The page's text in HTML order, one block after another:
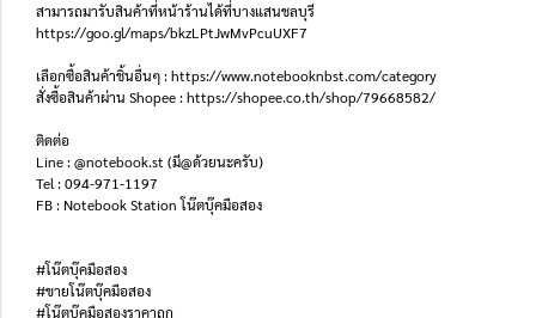
สามารถมารับสินค้าที่หน้าร้านได้ที่บางแสนชลบุรี
https://goo.gl/maps/bkzLPtJwMvPcuUXF7
เลือกซื้อสินค้าชิ้นอื่นๆ : https://www.notebooknbst.com/category
สั่งซื้อสินค้าผ่าน Shopee : https://shopee.co.th/shop/79668582/
ติดต่อ
Line : @notebook.st (มี@ด้วยนะครับ)
Tel : 094-971-1197
FB : Notebook Station โน๊ตบุ๊คมือสอง
#โน๊ตบุ๊คมือสอง
#ขายโน๊ตบุ๊คมือสอง
#โน๊ตบุ๊คมือสองราคาถูก